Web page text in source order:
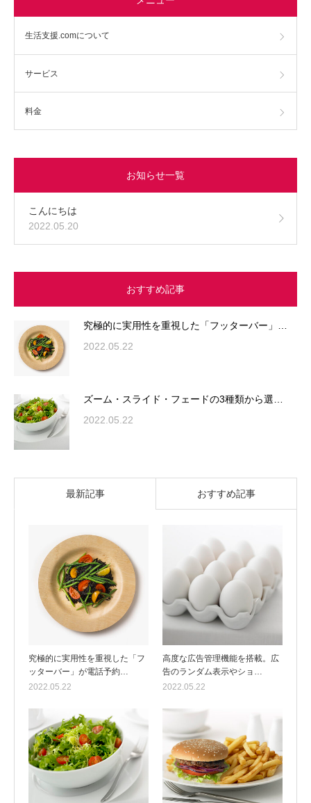
生活支援.comについて
サービス
料金
お知らせ一覧
こんにちは
2022.05.20
おすすめ記事
究極的に実用性を重視した「フッターバー」…
2022.05.22
ズーム・スライド・フェードの3種類から選…
2022.05.22
最新記事 おすすめ記事
究極的に実用性を重視した「フ
ッターバー」が電話予約…
2022.05.22
高度な広告管理機能を搭載。広
告のランダム表示やショ…
2022.05.22